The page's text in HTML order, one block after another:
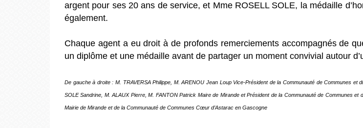
argent pour ses 20 ans de service, et Mme ROSELL SOLE, la médaille
également.
Chaque agent a eu droit à de profonds remerciements accompagnés de
un diplôme et une médaille avant de partager un moment convivial autour
De gauche à droite : M. TRAVERSA Philippe, M. ARENOU Jean Loup Vice-Président de la Communauté de Communes
SOLE Sandrine, M. ALAUX Pierre, M. FANTON Patrick Maire de Mirande et Président de la Communauté de Communes
Mairie de Mirande et de la Communauté de Communes Cœur d’Astarac en Gascogne